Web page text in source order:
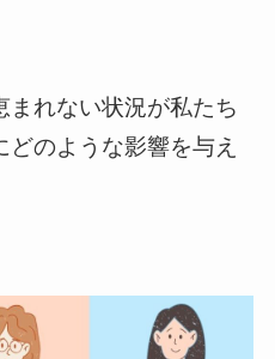
まれない状況が私たち
のような影響を与え